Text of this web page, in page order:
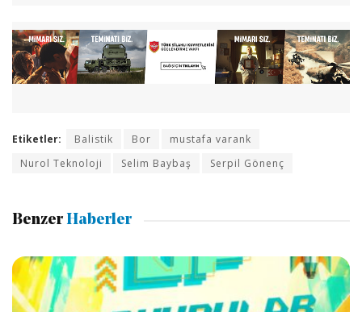
Etiketler: Balistik Bor
mustafa varank
Nurol Teknoloji
Selim Baybaş Serpil Gönenç
Benzer Haberler